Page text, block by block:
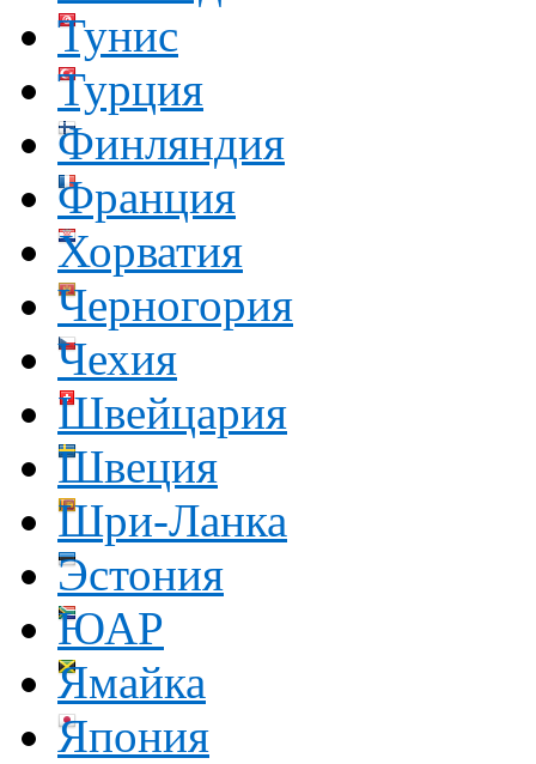
Тунис
Турция
Финляндия
Франция
Хорватия
Черногория
Чехия
Швейцария
Швеция
Шри-Ланка
Эстония
ЮАР
Ямайка
Япония